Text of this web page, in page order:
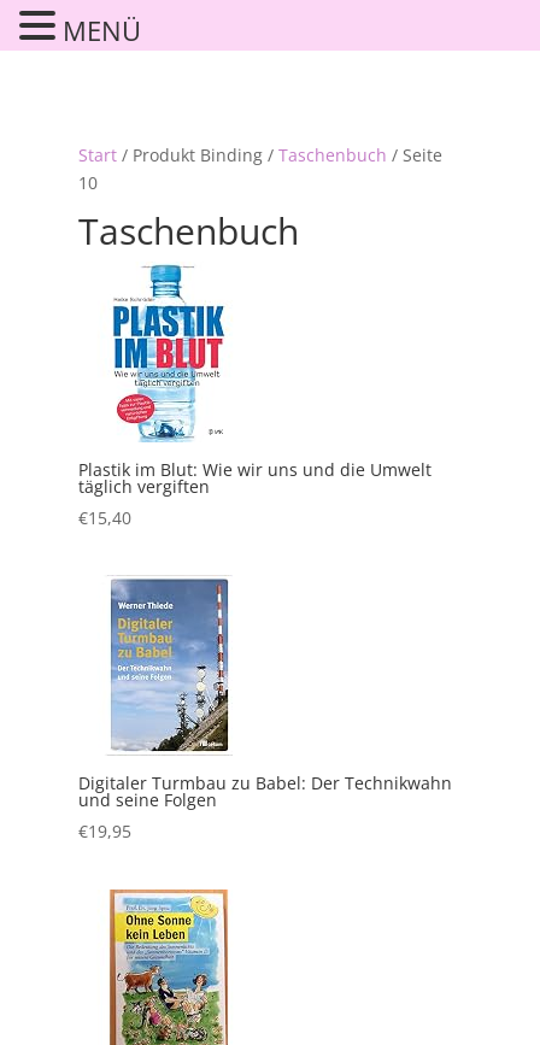
Start/ Produkt Binding / Taschenbuch / Seite
10
Taschenbuch
Plastik im Blut: Wie wir uns und die Umwelt
täglich vergiften
€15,40
Digitaler Turmbau zu Babel: Der Technikwahn
und seine Folgen
€19,95
MENÜ